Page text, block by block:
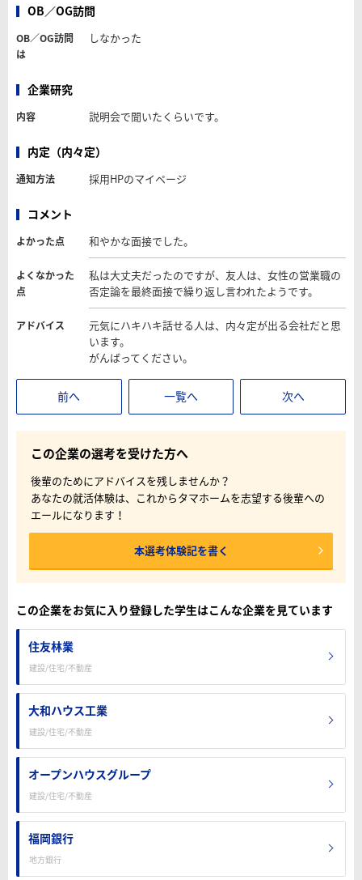
OB／OG訪問
OB／OG訪問
は
しなかった
企業研究
内容 説明会で聞いたくらいです。
内定（内々定）
通知方法 採用HPのマイページ
コメント
よかった点 和やかな面接でした。
よくなかった
点
私は大丈夫だったのですが、友人は、女性の営業職の
否定論を最終面接で繰り返し言われたようです。
アドバイス
元気にハキハキ話せる人は、内々定が出る会社だと思
います。
がんばってください。
前へ 一覧へ 次へ
この企業の選考を受けた方へ
後輩のためにアドバイスを残しませんか？
あなたの就活体験は、これからタマホームを志望する後輩への
エールになります！
本選考体験記を書く
この企業をお気に入り登録した学生はこんな企業を見ています
住友林業
建設/住宅/不動産
大和ハウス工業
建設/住宅/不動産
オープンハウスグループ
建設/住宅/不動産
福岡銀行
地方銀行